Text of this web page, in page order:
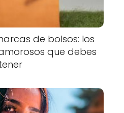
de bolsos: los
que debes